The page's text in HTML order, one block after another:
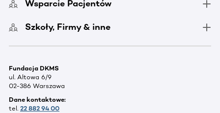
Wsparcie Pacjentów
Szkoły, Firmy & inne
Fundacja DKMS
ul. Altowa 6/9
02-386 Warszawa
Dane kontaktowe:
tel. 22 882 94 00